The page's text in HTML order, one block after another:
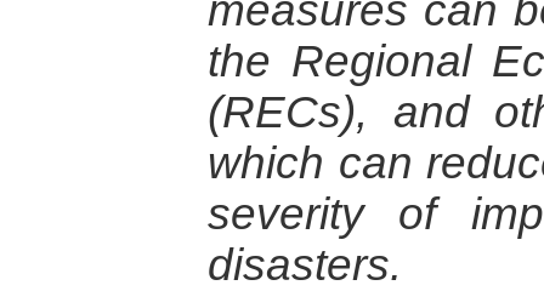
measures can
the Regional
(RECs), and
which can
severity of
disasters.